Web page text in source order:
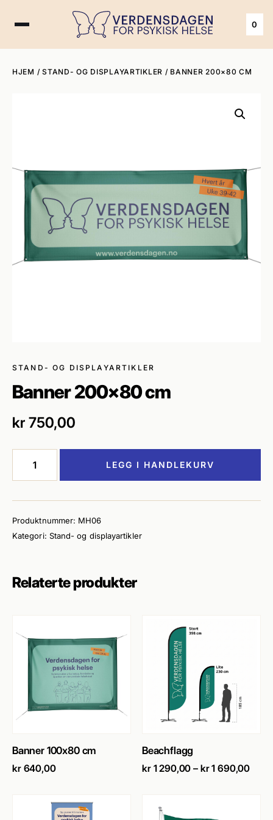
0
HJEM /STAND- OG DISPLAYARTIKLER / BANNER 200×80 CM
STAND- OG DISPLAYARTIKLER
Banner 200×80 cm
kr 750,00
200x80
antall
LEGG I HANDLEKURV
Produktnummer: MH06
Kategori: Stand- og displayartikler
Relaterte produkter
SE PRODUKT→
Banner 100x80 cm
kr640,00
SE PRODUKT
Beachflagg
kr1 290,00 – kr1 690,00